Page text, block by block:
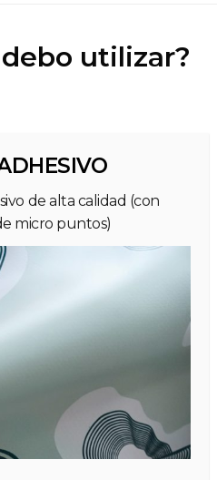
utilizar?
de alta calidad (con
micro puntos)